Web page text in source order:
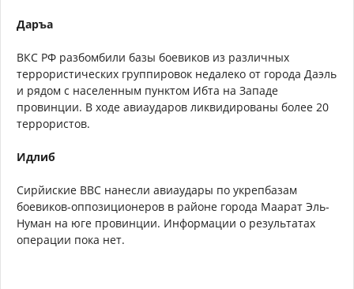
Даръа
ВКС РФ разбомбили базы боевиков из различных
террористических группировок недалеко от города Даэль
и рядом с населенным пунктом Ибта на Западе
провинции. В ходе авиаударов ликвидированы более 20
террористов.
Идлиб
Сирйиские ВВС нанесли авиаудары по укрепбазам
боевиков-оппозиционеров в районе города Маарат Эль-
Нуман на юге провинции. Информации о результатах
операции пока нет.